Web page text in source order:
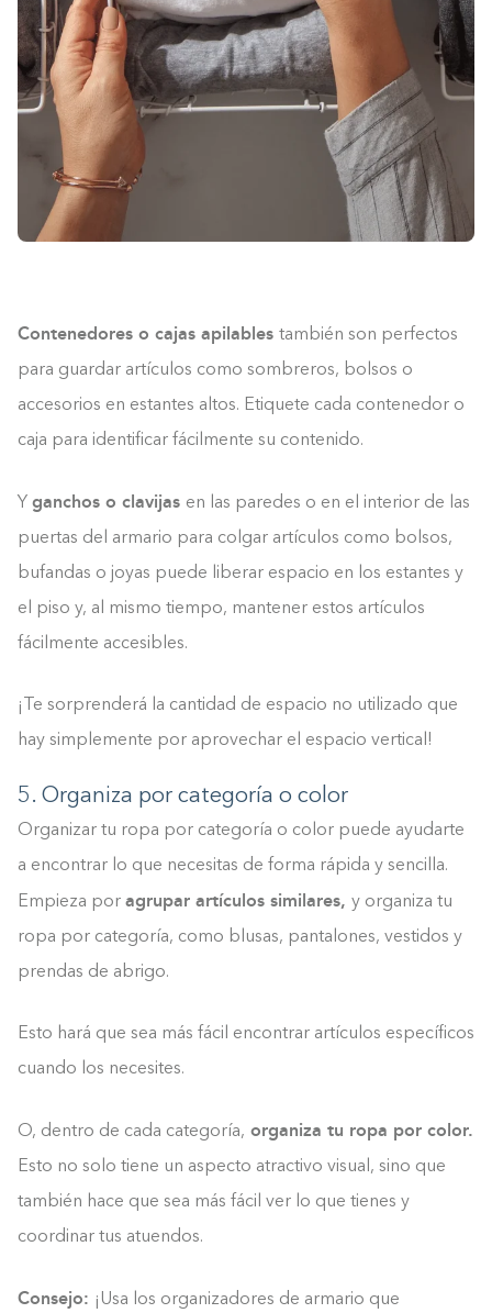
Contenedores o cajas apilables también son perfectos
para guardar artículos como sombreros, bolsos o
accesorios en estantes altos. Etiquete cada contenedor o
caja para identificar fácilmente su contenido.
Y ganchos o clavijas en las paredes o en el interior de las
puertas del armario para colgar artículos como bolsos,
bufandas o joyas puede liberar espacio en los estantes y
el piso y, al mismo tiempo, mantener estos artículos
fácilmente accesibles.
¡Te sorprenderá la cantidad de espacio no utilizado que
hay simplemente por aprovechar el espacio vertical!
5. Organiza por categoría o color
Organizar tu ropa por categoría o color puede ayudarte
a encontrar lo que necesitas de forma rápida y sencilla.
Empieza por agrupar artículos similares, y organiza tu
ropa por categoría, como blusas, pantalones, vestidos y
prendas de abrigo.
Esto hará que sea más fácil encontrar artículos específicos
cuando los necesites.
O, dentro de cada categoría, organiza tu ropa por color.
Esto no solo tiene un aspecto atractivo visual, sino que
también hace que sea más fácil ver lo que tienes y
coordinar tus atuendos.
Consejo: ¡Usa los organizadores de armario que